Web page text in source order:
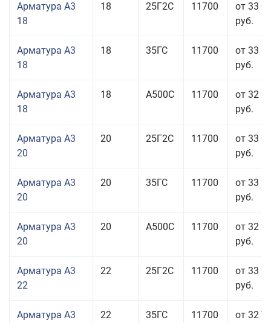
Арматура А3
18
18 25Г2С 11700
от 33
руб.
Арматура А3
18
18 35ГС 11700
от 33
руб.
Арматура А3
18
18 А500С 11700
от 32
руб.
Арматура А3
20
20 25Г2С 11700
от 33
руб.
Арматура А3
20
20 35ГС 11700
от 33
руб.
Арматура А3
20
20 А500С 11700
от 32
руб.
Арматура А3
22
22 25Г2С 11700
от 33
руб.
Арматура А3
22 35ГС 11700
от 32